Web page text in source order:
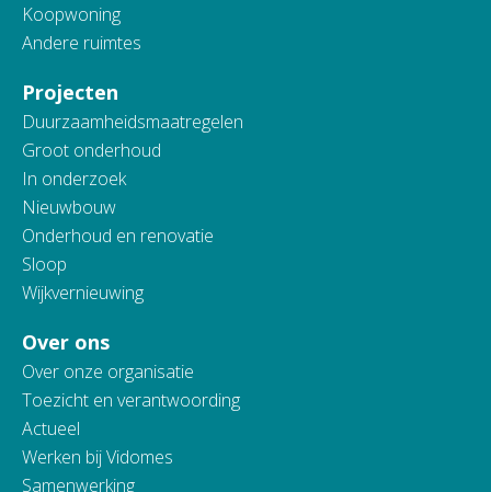
Koopwoning
Andere ruimtes
Projecten
Duurzaamheidsmaatregelen
Groot onderhoud
In onderzoek
Nieuwbouw
Onderhoud en renovatie
Sloop
Wijkvernieuwing
Over ons
Over onze organisatie
Toezicht en verantwoording
Actueel
Werken bij Vidomes
Samenwerking